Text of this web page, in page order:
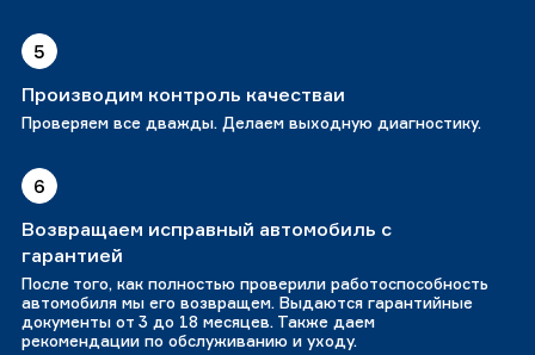
5
Производим контроль качестваи
Проверяем все дважды. Делаем выходную диагностику.
6
Возвращаем исправный автомобиль с
гарантией
После того, как полностью проверили работоспособность
автомобиля мы его возвращем. Выдаются гарантийные
документы от 3 до 18 месяцев. Также даем
рекомендации по обслуживанию и уходу.